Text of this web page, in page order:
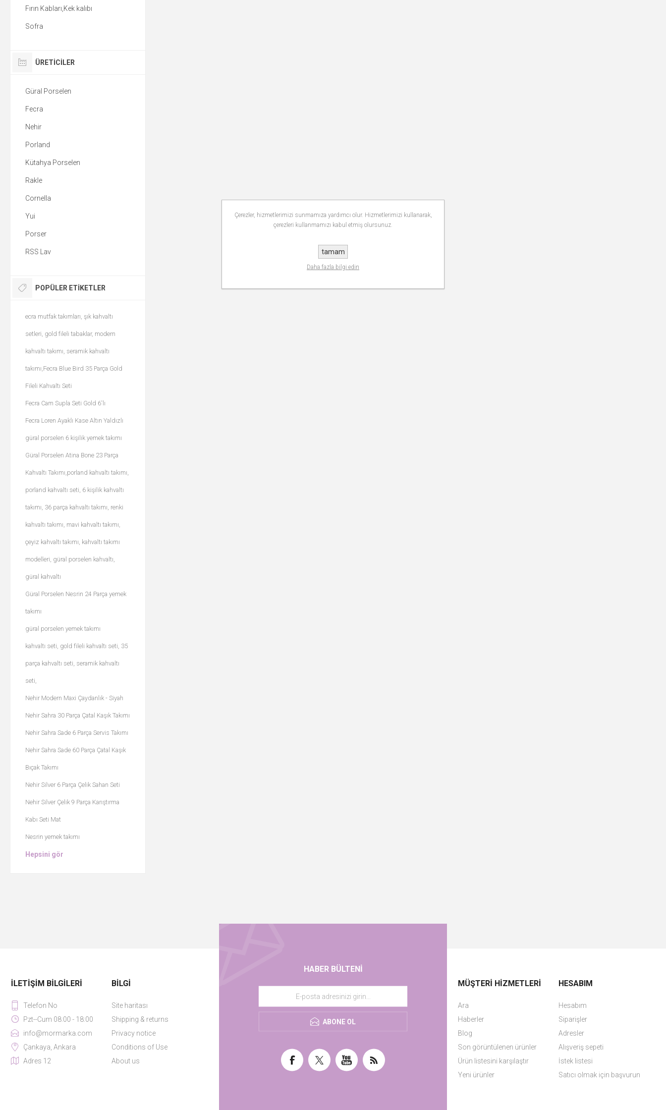
Fırın Kabları,Kek kalıbı
Sofra
ÜRETICILER
Güral Porselen
Fecra
Nehir
Porland
Kütahya Porselen
Rakle
Cornella
Yui
Porser
RSS Lav
POPÜLER ETIKETLER
ecra mutfak takımları, şık kahvaltı
setleri, gold fileli tabaklar, modern
kahvaltı takımı, seramik kahvaltı
takımı,Fecra Blue Bird 35 Parça Gold
Fileli Kahvaltı Seti
Fecra Cam Supla Seti Gold 6'lı
Fecra Loren Ayaklı Kase Altın Yaldızlı
güral porselen 6 kişilik yemek takımı
Güral Porselen Atina Bone 23 Parça
Kahvaltı Takımı,porland kahvaltı takımı,
porland kahvaltı seti, 6 kişilik kahvaltı
takımı, 36 parça kahvaltı takımı, renki
kahvaltı takımı, mavi kahvaltı takımı,
çeyiz kahvaltı takımı, kahvaltı takımı
modelleri, güral porselen kahvaltı,
güral kahvaltı
Güral Porselen Nesrin 24 Parça yemek
takımı
güral porselen yemek takımı
kahvaltı seti, gold fileli kahvaltı seti, 35
parça kahvaltı seti, seramik kahvaltı
seti,
Nehir Modern Maxi Çaydanlık - Siyah
Nehir Sahra 30 Parça Çatal Kaşık Takımı
Nehir Sahra Sade 6 Parça Servis Takımı
Nehir Sahra Sade 60 Parça Çatal Kaşık
Bıçak Takımı
Nehir Silver 6 Parça Çelik Sahan Seti
Nehir Silver Çelik 9 Parça Karıştırma
Kabı Seti Mat
Nesrin yemek takımı
Hepsini gör
HABER BÜLTENI
ABONE OL
İLETIŞIM BILGILERI
Telefon No
Pzt--Cum 08:00 - 18:00
info@mormarka.com
Çankaya, Ankara
Adres 12
BILGI
Site haritası
Shipping & returns
Privacy notice
Conditions of Use
About us
MÜŞTERI HIZMETLERI
Ara
Haberler
Blog
Son görüntülenen ürünler
Ürün listesini karşılaştır
Yeni ürünler
HESABIM
Hesabım
Siparişler
Adresler
Alışveriş sepeti
İstek listesi
Satıcı olmak için başvurun
Çerezler, hizmetlerimizi sunmamıza yardımcı olur. Hizmetlerimizi kullanarak,
çerezleri kullanmamızı kabul etmiş olursunuz.
tamam
Daha fazla bilgi edin